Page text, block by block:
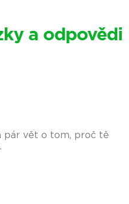
a odpovědi
pár vět o tom, proč tě